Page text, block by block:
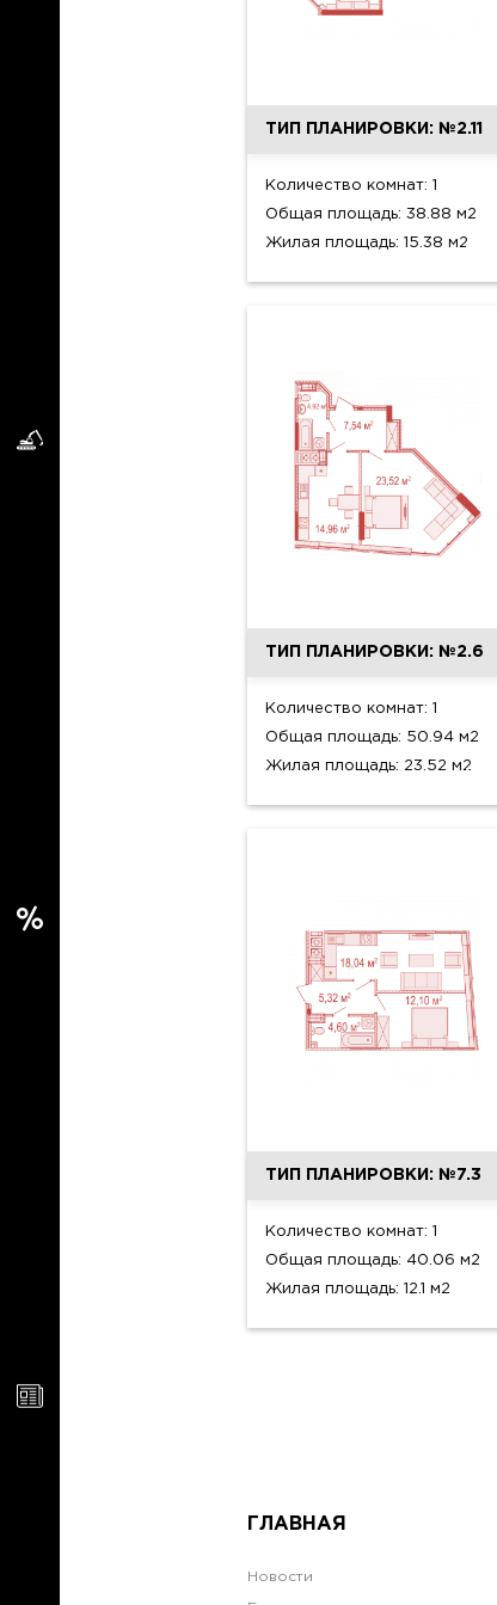
ТИП ПЛАНИРОВКИ: №2.11
Количество комнат: 1
Общая площадь: 38.88 м2
Жилая площадь: 15.38 м2
ТИП ПЛАНИРОВКИ: №2.6
Количество комнат: 1
Общая площадь: 50.94 м2
Жилая площадь: 23.52 м2
ТИП ПЛАНИРОВКИ: №7.3
Количество комнат: 1
Общая площадь: 40.06 м2
Жилая площадь: 12.1 м2
ГЛАВНАЯ
Новости